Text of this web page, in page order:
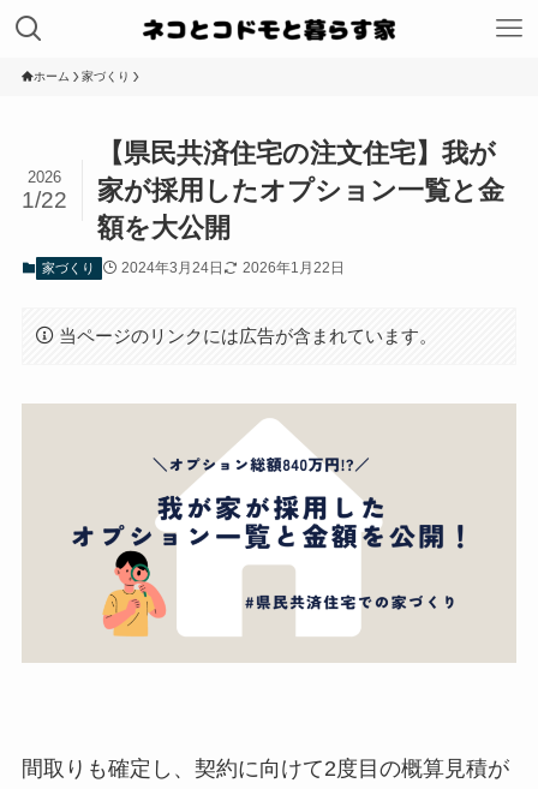
ホーム 家づくり
【県民共済住宅の注文住宅】我が
家が採用したオプション一覧と金
額を大公開
2026
1/22
家づくり 2024年3月24日 2026年1月22日
当ページのリンクには広告が含まれています。
間取りも確定し、契約に向けて2度目の概算見積が